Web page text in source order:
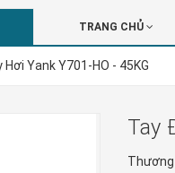
TRANG CHỦ
Hơi Yank Y701-HO - 45KG
Tay
Thương